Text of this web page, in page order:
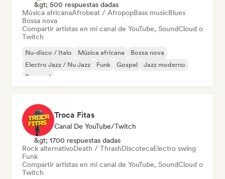
&gt; 500 respuestas dadas
Música africanaAfrobeat / AfropopBass musicBlues
Bossa nova
Compartir artistas en mi canal de YouTube, SoundCloud o
Twitch
Nu-disco / Italo Música africana
Bossa nova
Electro Jazz / Nu Jazz
Funk Gospel
Jazz moderno
Pop soul
Troca Fitas
Canal De YouTube/Twitch
&gt; 1700 respuestas dadas
Rock alternativoDeath / ThrashDiscotecaElectro swing
Funk
Compartir artistas en mi canal de YouTube, SoundCloud o
Twitch